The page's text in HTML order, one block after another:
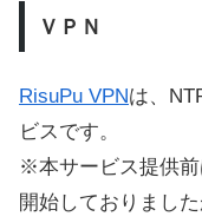
ＶＰＮ
RisuPu VPNは、
ビスです。
※本サービス提供前
開始しておりまし